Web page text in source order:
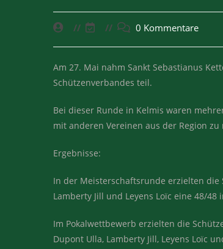
0 Kommentare
Am 27. Mai nahm Sankt Sebastianus
Schützenverbandes teil.
Bei dieser Runde in Kelmis waren
mit anderen Vereinen aus der Region zu
Ergebnisse:
In der Meisterschaftsrunde erzielten die
Lamberty Jill und Leyens Loïc eine 48/
Im Pokalwettbewerb erzielten die
Dupont Ulla, Lamberty Jill, Leyens Loïc